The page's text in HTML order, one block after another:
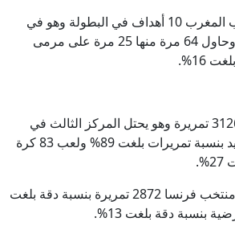
من جانبه، سجل منتخب المغرب 10 أهداف في البطولة وهو في
المركز التاسع هجوميًّا وحاول 64 مرة منها 25 مرة على مرمى
16%.
لعب منتخب المغرب 3126 تمريرة وهو يحتل المركز الثالث في
البطولة على هذا الصعيد بنسبة تمريرات بلغت 89% ولعب 83 كرة
من جانبهم، مرر لاعبو منتخب فرنسا 2872 تمريرة بنسبة دقة بلغت